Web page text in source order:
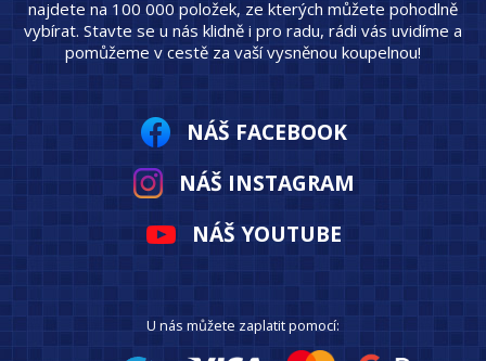
najdete na 100 000 položek, ze kterých můžete pohodlně
vybírat. Stavte se u nás klidně i pro radu, rádi vás uvidíme a
pomůžeme v cestě za vaší vysněnou koupelnou!
NÁŠ FACEBOOK
NÁŠ INSTAGRAM
NÁŠ YOUTUBE
U nás můžete zaplatit pomocí: